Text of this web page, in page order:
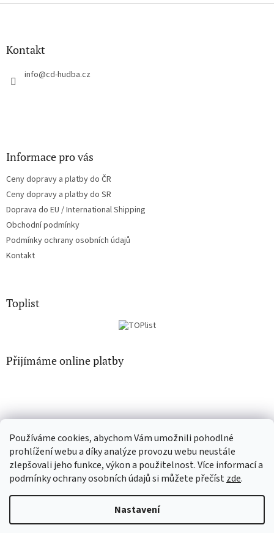
Používáme cookies, abychom Vám umožnili pohodlné
prohlížení webu a díky analýze provozu webu neustále
zlepšovali jeho funkce, výkon a použitelnost. Více informací a
podmínky ochrany osobních údajů si můžete přečístzde.
Nastavení
Z
Kontakt
info@cd-hudba.cz
Informace pro vás
Ceny dopravy a platby do ČR
Ceny dopravy a platby do SR
Doprava do EU / International Shipping
Obchodní podmínky
Podmínky ochrany osobních údajů
Kontakt
Toplist
Přijímáme online platby
EN-filmy.cz CD-Soundtrack.cz
Vytvořil Shoptet